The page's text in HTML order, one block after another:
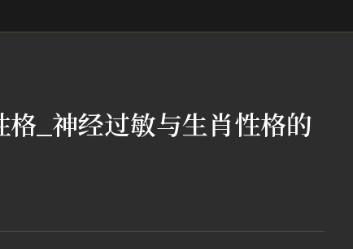
_神经过敏与生肖性格的